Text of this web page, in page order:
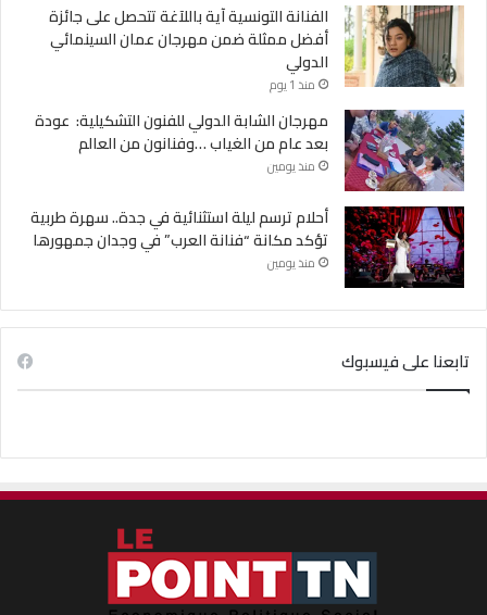
الفنانة التونسية آية باللآغة تتحصل على جائزة
أفضل ممثلة ضمن مهرجان عمان السينمائي
الدولي
منذ 1 يوم
مهرجان الشابة الدولي للفنون التشكيلية: عودة
بعد عام من الغياب …وفنانون من العالم
منذ يومين
أحلام ترسم ليلة استثنائية في جدة.. سهرة طربية
تؤكد مكانة “فنانة العرب” في وجدان جمهورها
منذ يومين
تابعنا على فيسبوك